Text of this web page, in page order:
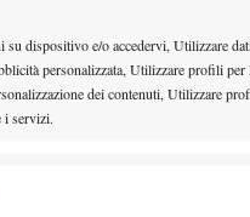
dispositivo e/o accedervi, Utilizzare
personalizzata, Utilizzare profili per
dei contenuti, Utilizzare
i servizi.